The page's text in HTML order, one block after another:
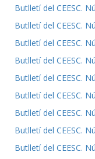
Butlletí del CEESC.
Butlletí del CEESC.
Butlletí del CEESC.
Butlletí del CEESC.
Butlletí del CEESC.
Butlletí del CEESC.
Butlletí del CEESC.
Butlletí del CEESC.
Butlletí del CEESC.